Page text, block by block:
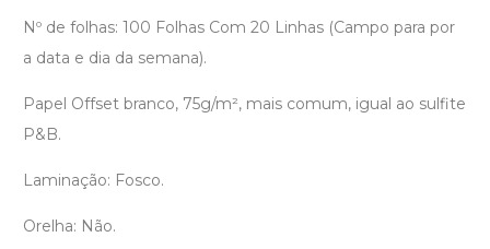
Nº de folhas: 100 Folhas Com 20 Linhas (Campo para por
a data e dia da semana).
Papel Offset branco, 75g/m², mais comum, igual ao sulfite
P&B.
Laminação: Fosco.
Orelha: Não.